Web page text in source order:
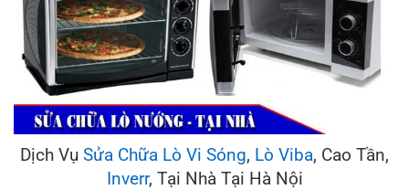
Dịch Vụ Sửa Chữa Lò Vi Sóng, Lò Viba, Cao Tần,
Inverr, Tại Nhà Tại Hà Nội